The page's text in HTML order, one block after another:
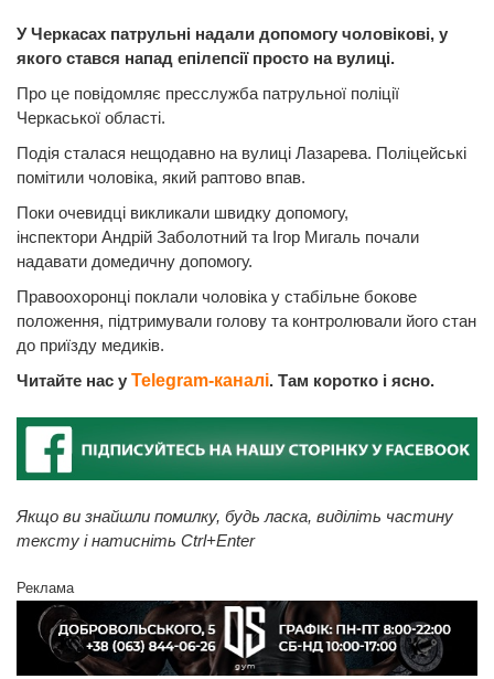
У Черкасах патрульні надали допомогу чоловікові, у
якого стався напад епілепсії просто на вулиці.
Про це повідомляє пресслужба патрульної поліції
Черкаської області.
Подія сталася нещодавно на вулиці Лазарева. Поліцейські
помітили чоловіка, який раптово впав.
Поки очевидці викликали швидку допомогу,
інспектори Андрій Заболотний та Ігор Мигаль почали
надавати домедичну допомогу.
Правоохоронці поклали чоловіка у стабільне бокове
положення, підтримували голову та контролювали його стан
до приїзду медиків.
Читайте нас у Telegram-каналі. Там коротко і ясно.
Якщо ви знайшли помилку, будь ласка, виділіть частину
тексту і натисніть Ctrl+Enter
Реклама